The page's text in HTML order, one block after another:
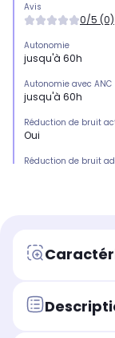
Avis
0/5 (0)
Autonomie
jusqu'à 60h
Autonomie avec ANC
jusqu'à 60h
Réduction de bruit
Oui
Réduction de bruit
Type de connexion
Assistant vocal
-